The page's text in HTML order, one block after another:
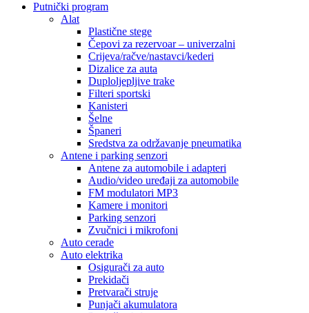
Putnički program
Alat
Plastične stege
Čepovi za rezervoar – univerzalni
Crijeva/račve/nastavci/kederi
Dizalice za auta
Duploljepljive trake
Filteri sportski
Kanisteri
Šelne
Španeri
Sredstva za održavanje pneumatika
Antene i parking senzori
Antene za automobile i adapteri
Audio/video uređaji za automobile
FM modulatori MP3
Kamere i monitori
Parking senzori
Zvučnici i mikrofoni
Auto cerade
Auto elektrika
Osigurači za auto
Prekidači
Pretvarači struje
Punjači akumulatora